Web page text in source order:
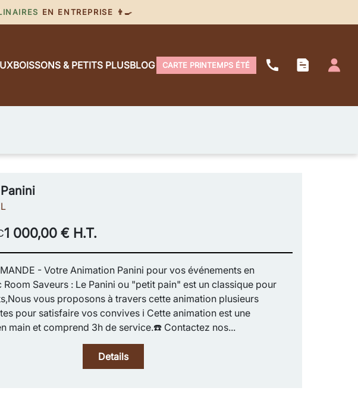
EN ENTREPRISE 👨‍🍳
BOISSONS & PETITS PLUSBLOG CARTE PRINTEMPS ÉTÉ
1 000,00 € H.T.
- Votre Animation Panini pour vos événements en
Saveurs : Le Panini ou "petit pain" est un classique pour
vous proposons à travers cette animation plusieurs
pour satisfaire vos convives ℹ️ Cette animation est une
main et comprend 3h de service.☎️ Contactez nos...
Details